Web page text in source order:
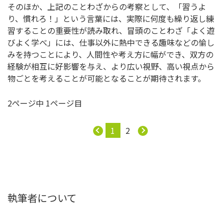
そのほか、上記のことわざからの考察として、「習うよ
り、慣れろ！」という言葉には、実際に何度も繰り返し練
習することの重要性が読み取れ、冒頭のことわざ「よく遊
びよく学べ」には、仕事以外に熱中できる趣味などの愉し
みを持つことにより、人間性や考え方に幅ができ、双方の
経験が相互に好影響を与え、より広い視野、高い視点から
物ごとを考えることが可能となることが期待されます。
2ページ中 1ページ目
1 2
執筆者について